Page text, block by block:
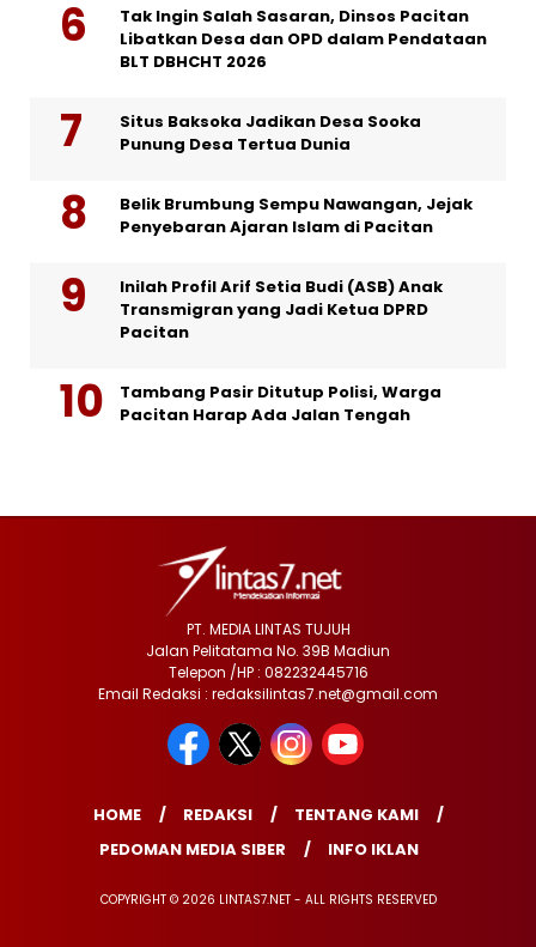
Tak Ingin Salah Sasaran, Dinsos Pacitan
Libatkan Desa dan OPD dalam Pendataan
BLT DBHCHT 2026
Situs Baksoka Jadikan Desa Sooka
Punung Desa Tertua Dunia
Belik Brumbung Sempu Nawangan, Jejak
Penyebaran Ajaran Islam di Pacitan
Inilah Profil Arif Setia Budi (ASB) Anak
Transmigran yang Jadi Ketua DPRD
Pacitan
Tambang Pasir Ditutup Polisi, Warga
Pacitan Harap Ada Jalan Tengah
PT. MEDIA LINTAS TUJUH
Jalan Pelitatama No. 39B Madiun
Telepon /HP : 082232445716
Email Redaksi : redaksilintas7.net@gmail.com
HOME REDAKSI
TENTANG KAMI
PEDOMAN MEDIA SIBER
INFO IKLAN
COPYRIGHT © 2026 LINTAS7.NET - ALL RIGHTS RESERVED